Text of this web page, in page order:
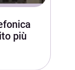
più